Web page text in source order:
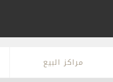
مراكز البيع